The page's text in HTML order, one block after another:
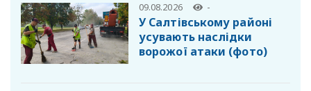
09.08.2026 -
У Салтівському районі
усувають наслідки
ворожої атаки (фото)